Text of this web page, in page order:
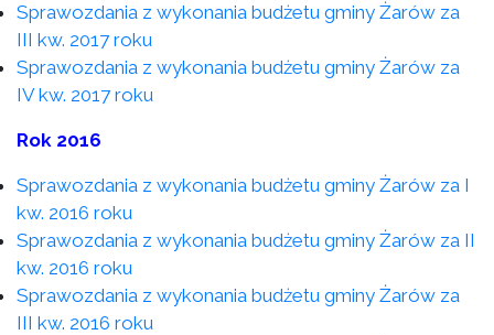
Sprawozdania z wykonania budżetu gminy Żarów za
III kw. 2017 roku
Sprawozdania z wykonania budżetu gminy Żarów za
IV kw. 2017 roku
Rok 2016
Sprawozdania z wykonania budżetu gminy Żarów za I
kw. 2016 roku
Sprawozdania z wykonania budżetu gminy Żarów za II
kw. 2016 roku
Sprawozdania z wykonania budżetu gminy Żarów za
III kw. 2016 roku